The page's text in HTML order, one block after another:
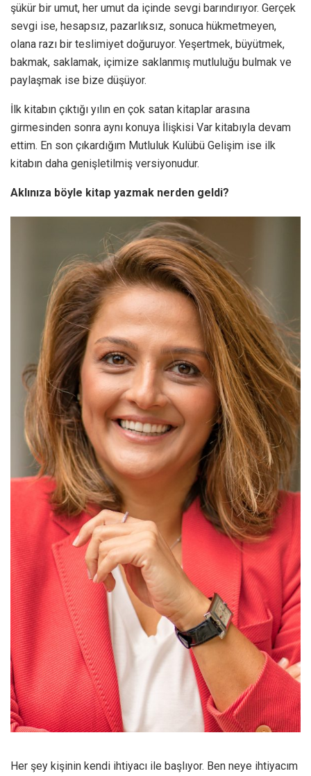
şükür bir umut, her umut da içinde sevgi barındırıyor. Gerçek
sevgi ise, hesapsız, pazarlıksız, sonuca hükmetmeyen,
olana razı bir teslimiyet doğuruyor. Yeşertmek, büyütmek,
bakmak, saklamak, içimize saklanmış mutluluğu bulmak ve
paylaşmak ise bize düşüyor.
İlk kitabın çıktığı yılın en çok satan kitaplar arasına
girmesinden sonra aynı konuya İlişkisi Var kitabıyla devam
ettim. En son çıkardığım Mutluluk Kulübü Gelişim ise ilk
kitabın daha genişletilmiş versiyonudur.
Aklınıza böyle kitap yazmak nerden geldi?
Her şey kişinin kendi ihtiyacı ile başlıyor. Ben neye ihtiyacım